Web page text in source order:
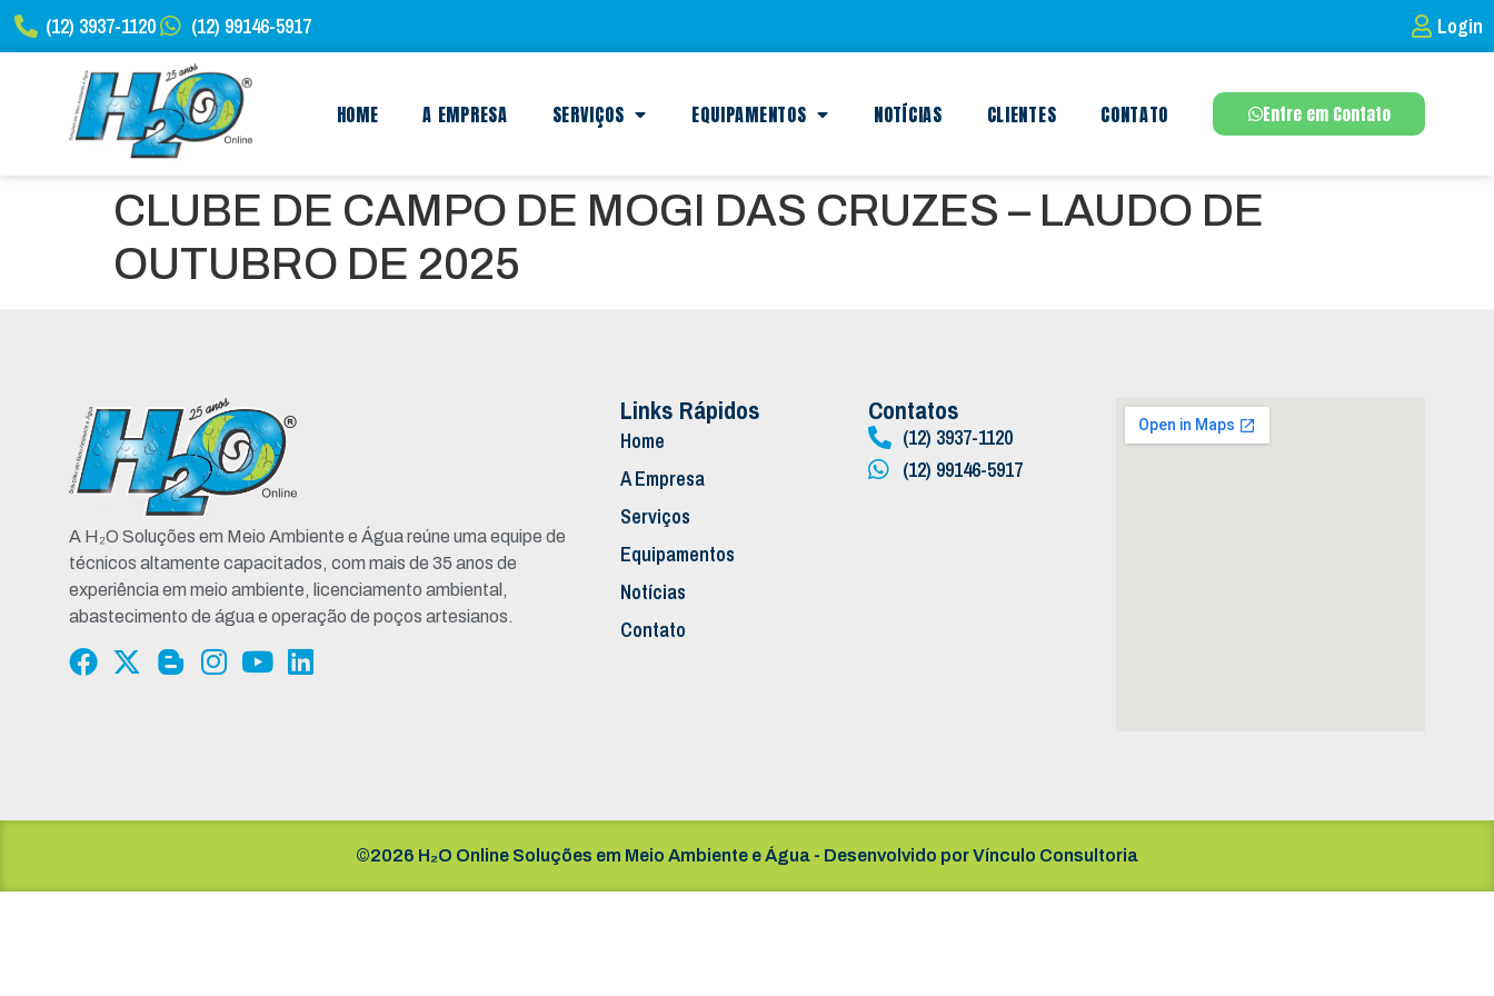
(12) 3937-1120 (12) 99146-5917 Login
HOME A EMPRESA SERVIÇOS EQUIPAMENTOS NOTÍCIAS CLIENTES CONTATO Entre em Contato
CLUBE DE CAMPO DE MOGI DAS CRUZES – LAUDO DE
OUTUBRO DE 2025
A H₂O Soluções em Meio Ambiente e Água reúne uma equipe de
técnicos altamente capacitados, com mais de 35 anos de
experiência em meio ambiente, licenciamento ambiental,
abastecimento de água e operação de poços artesianos.
Links Rápidos
Home
A Empresa
Serviços
Equipamentos
Notícias
Contato
Contatos
(12) 3937-1120
(12) 99146-5917
©2026 H₂O Online Soluções em Meio Ambiente e Água - Desenvolvido porVínculo Consultoria